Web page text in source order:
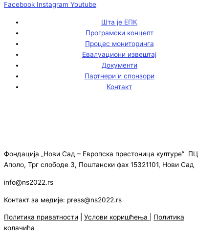
Facebook Instagram Youtube
Шта је ЕПК
Програмски концепт
Процес мониторинга
Евалуациони извештај
Документи
Партнери и спонзори
Контакт
Фондација „Нови Сад – Европска престоница културе” ПЦ
Аполо, Трг слободе 3, Поштански фах 15321101, Нови Сад
info@ns2022.rs
Контакт за медије: press@ns2022.rs
Политика приватности Услови коришћења
Политика
колачића